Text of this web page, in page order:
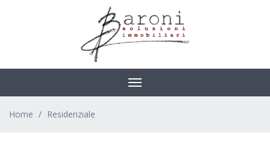
Toggle
navigation
Home Residenziale